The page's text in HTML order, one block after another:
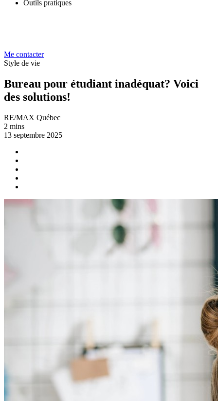
Outils pratiques
Me contacter
Style de vie
Bureau pour étudiant inadéquat? Voici
des solutions!
RE/MAX Québec
2 mins
13 septembre 2025